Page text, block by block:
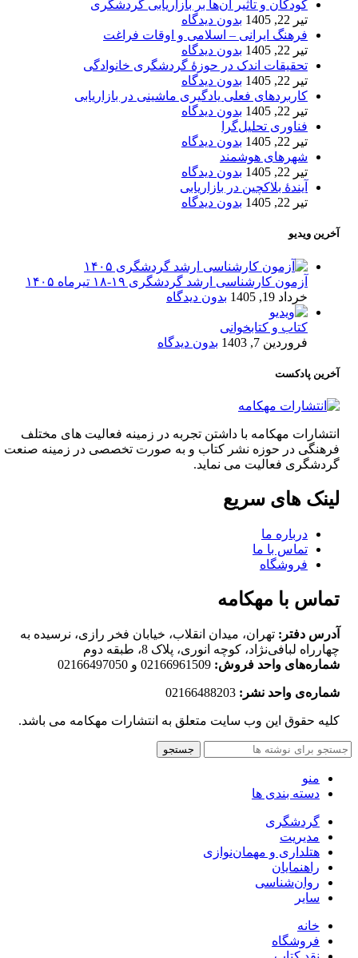
کودکان و تأثیر آن‌ها بر بازاریابی گردشگری
تیر 22, 1405
بدون دیدگاه
فرهنگ ایرانی – اسلامی و اوقات فراغت
تیر 22, 1405
بدون دیدگاه
تحقیقات اندک در حوزۀ گردشگری خانوادگی
تیر 22, 1405
بدون دیدگاه
کاربردهای فعلی یادگیری ماشینی در بازاریابی
تیر 22, 1405
بدون دیدگاه
فناوری تحلیل‌گرا
تیر 22, 1405
بدون دیدگاه
شهرهای هوشمند
تیر 22, 1405
بدون دیدگاه
آیندۀ بلاکچین در بازاریابی
تیر 22, 1405
بدون دیدگاه
آخرین ویدیو
آزمون کارشناسی ارشد گردشگری ۱۹-۱۸ تیرماه ۱۴۰۵
خرداد 19, 1405
بدون دیدگاه
کتاب و کتابخوانی
فروردین 7, 1403
بدون دیدگاه
آخرین پادکست
انتشارات مهکامه با داشتن تجربه در زمینه فعالیت های مختلف
فرهنگی در حوزه نشر کتاب و به صورت تخصصی در زمینه صنعت
گردشگری فعالیت می نماید.
لینک های سریع
درباره ما
تماس با ما
فروشگاه
تماس با مهکامه
آدرس دفتر: تهران، میدان انقلاب، خیابان فخر رازی، نرسیده به
چهارراه لبافی‌نژاد، کوچه انوری، پلاک 8، طبقه دوم
شماره‌های واحد فروش: 02166961509 و 02166497050
شماره‌‌ی واحد نشر:
کلیه حقوق این وب سایت متعلق به انتشارات مهکامه می باشد.
جستجو
منو
دسته بندی ها
گردشگری
مدیریت
هتلداری و مهمان‌نوازی
راهنمایان
روان‌شناسی
سایر
خانه
فروشگاه